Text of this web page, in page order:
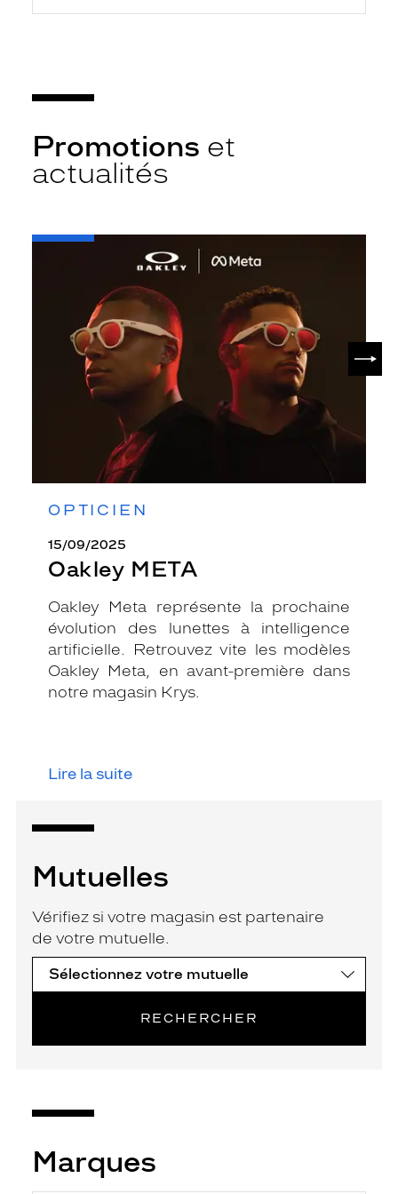
Promotions et
actualités
OPTICIEN
15/09/2025
Oakley META
Oakley Meta représente la prochaine
évolution des lunettes à intelligence
artificielle. Retrouvez vite les modèles
Oakley Meta, en avant-première dans
notre magasin Krys.
Lire la suite
-
Mutuelles
Vérifiez si votre magasin est partenaire
de votre mutuelle.
RECHERCHER
Marques